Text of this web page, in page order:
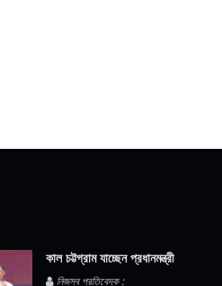
কাল চট্টগ্রাম যাচ্ছেন প্রধানমন্ত্রী
নিজস্ব প্রতিবেদক :